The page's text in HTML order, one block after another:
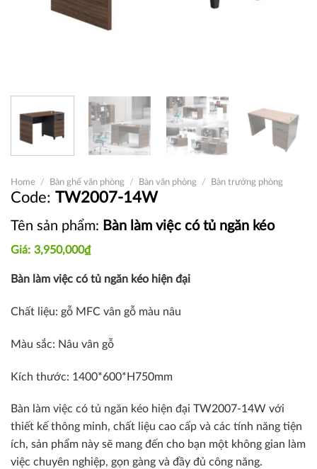
Home / Bàn ghế văn phòng / Bàn văn phòng / Bàn trưởng phòng
TW2007-14W
Tên sản phẩm: Bàn làm việc có tủ ngăn kéo
3,950,000₫
Bàn làm việc có tủ ngăn kéo hiện đại
Chất liệu: gỗ MFC vân gỗ màu nâu
Màu sắc: Nâu vân gỗ
Kích thước: 1400*600*H750mm
Bàn làm việc có tủ ngăn kéo hiện đại TW2007-14W với
thiết kế thông minh, chất liệu cao cấp và các tính năng tiện
ích, sản phẩm này sẽ mang đến cho bạn một không gian làm
việc chuyên nghiệp, gọn gàng và đầy đủ công năng.